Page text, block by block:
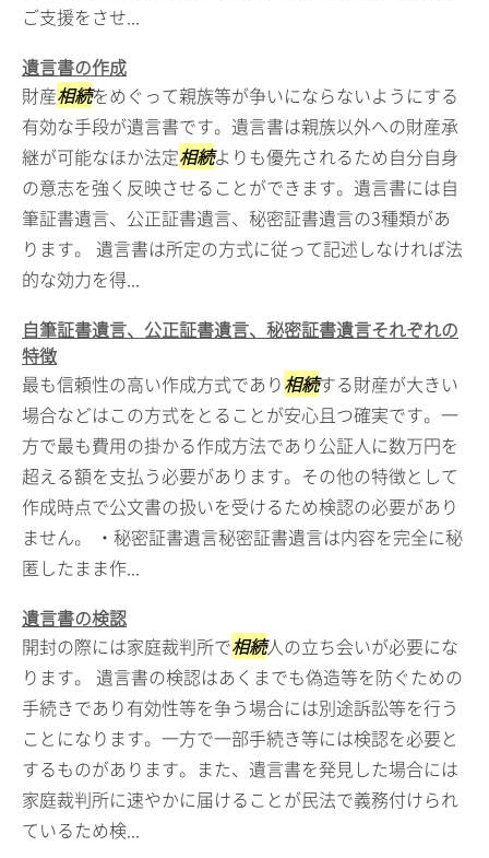
ご支援をさせ...
遺言書の作成
財産相続をめぐって親族等が争いにならないようにする
有効な手段が遺言書です。遺言書は親族以外への財産承
継が可能なほか法定相続よりも優先されるため自分自身
の意志を強く反映させることができます。遺言書には自
筆証書遺言、公正証書遺言、秘密証書遺言の3種類があ
ります。 遺言書は所定の方式に従って記述しなければ法
的な効力を得...
自筆証書遺言、公正証書遺言、秘密証書遺言それぞれの
特徴
最も信頼性の高い作成方式であり相続する財産が大きい
場合などはこの方式をとることが安心且つ確実です。一
方で最も費用の掛かる作成方法であり公証人に数万円を
超える額を支払う必要があります。その他の特徴として
作成時点で公文書の扱いを受けるため検認の必要があり
ません。 ・秘密証書遺言秘密証書遺言は内容を完全に秘
匿したまま作...
遺言書の検認
開封の際には家庭裁判所で相続人の立ち会いが必要にな
ります。 遺言書の検認はあくまでも偽造等を防ぐための
手続きであり有効性等を争う場合には別途訴訟等を行う
ことになります。一方で一部手続き等には検認を必要と
するものがあります。また、遺言書を発見した場合には
家庭裁判所に速やかに届けることが民法で義務付けられ
ているため検...